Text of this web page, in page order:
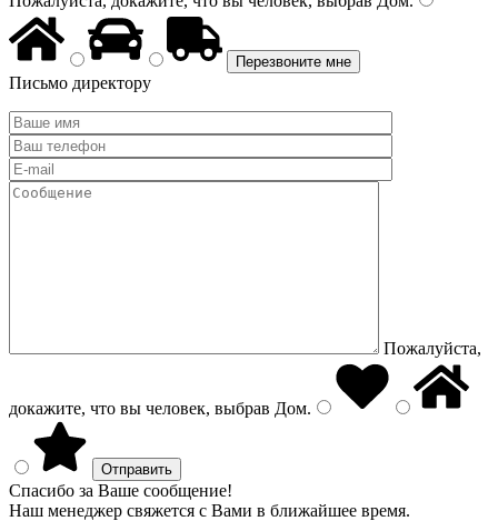
Письмо директору
Пожалуйста,
докажите, что вы человек, выбрав Дом.
Спасибо за Ваше сообщение!
Наш менеджер свяжется с Вами в ближайшее время.